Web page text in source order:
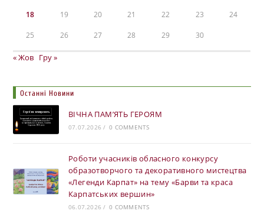
18 19 20 21 22 23 24
25 26 27 28 29 30
« Жов Гру »
Останні Новини
ВІЧНА ПАМ’ЯТЬ ГЕРОЯМ
07.07.2026 / 0 COMMENTS
Роботи учасників обласного конкурсу
образотворчого та декоративного мистецтва
«Легенди Карпат» на тему «Барви та краса
Карпатських вершин»
06.07.2026 / 0 COMMENTS